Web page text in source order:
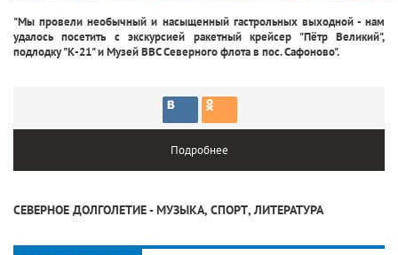
"Мы провели необычный и насыщенный гастрольных выходной - нам
удалось посетить с экскурсией ракетный крейсер "Пётр Великий",
подлодку "К-21" и Музей ВВС Северного флота в пос. Сафоново".
Подробнее
СЕВЕРНОЕ ДОЛГОЛЕТИЕ - МУЗЫКА, СПОРТ, ЛИТЕРАТУРА